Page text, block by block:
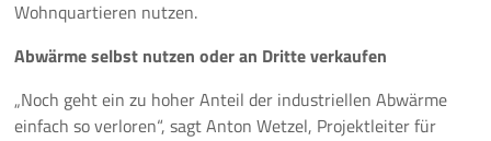
Wohnquartieren nutzen.
Abwärme selbst nutzen oder an Dritte verkaufen
„Noch geht ein zu hoher Anteil der industriellen Abwärme
einfach so verloren“, sagt Anton Wetzel, Projektleiter für